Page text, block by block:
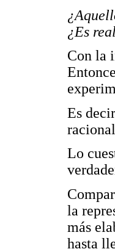
¿Es
Con la
Es
Lo
la
más
hasta